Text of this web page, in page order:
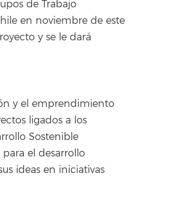
de Trabajo
en noviembre de este
y se le dará
y el emprendimiento
ligados a los
Sostenible
el desarrollo
ideas en iniciativas